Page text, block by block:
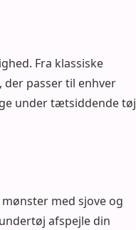
Fra klassiske
passer til enhver
under tætsiddende
med sjove og
afspejle din